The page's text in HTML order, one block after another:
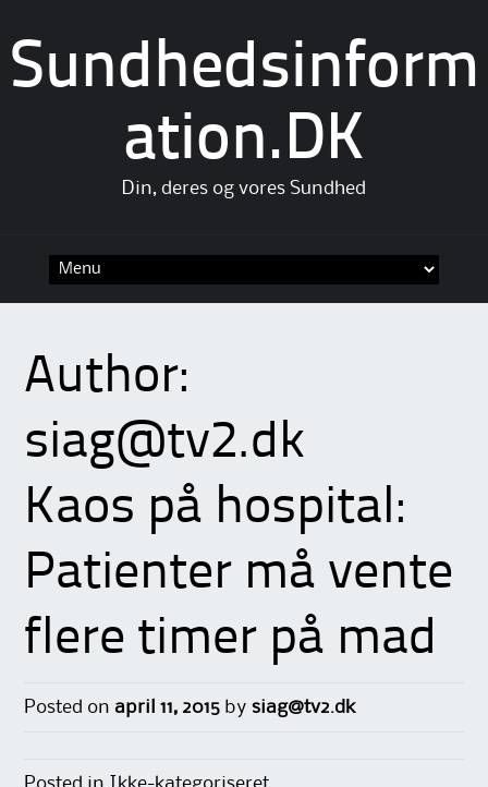
Sundhedsinform
ation.DK
Din, deres og vores Sundhed
Author:
siag@tv2.dk
Kaos på hospital:
Patienter må vente
flere timer på mad
Posted on april 11, 2015 bysiag@tv2.dk